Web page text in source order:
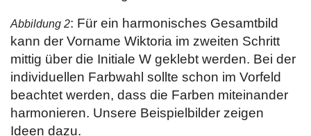
Abbildung 2: Für ein harmonisches Gesamtbild
kann der Vorname Wiktoria im zweiten Schritt
mittig über die Initiale W geklebt werden. Bei der
individuellen Farbwahl sollte schon im Vorfeld
beachtet werden, dass die Farben miteinander
harmonieren. Unsere Beispielbilder zeigen
Ideen dazu.